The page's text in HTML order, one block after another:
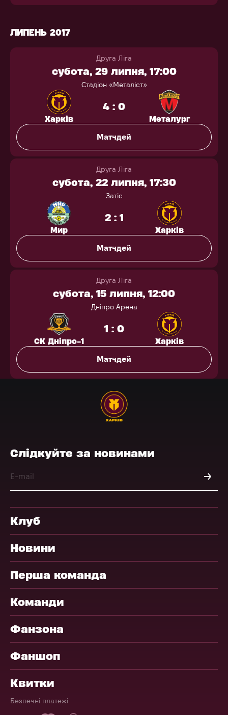
ЛИПЕНЬ 2017
Друга Ліга
субота, 29 липня, 17:00
Стадіон «Металіст»
Харків
4 : 0
Металург
Матчдей
Друга Ліга
субота, 22 липня, 17:30
Затіс
Мир
2 : 1
Харків
Матчдей
Друга Ліга
субота, 15 липня, 12:00
Дніпро Арена
СК Дніпро-1
1 : 0
Харків
Матчдей
Слідкуйте за новинами
Клуб
Новини
Перша команда
Команди
Фанзона
Фаншоп
Квитки
Безпечні платежі